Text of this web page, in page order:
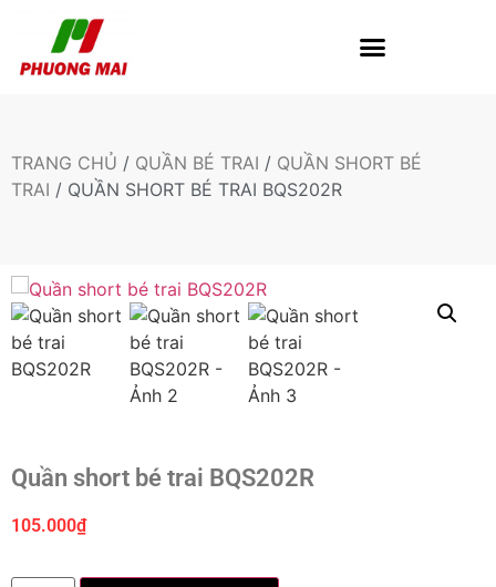
TRANG CHỦ / QUẦN BÉ TRAI / QUẦN SHORT BÉ
TRAI / QUẦN SHORT BÉ TRAI BQS202R
Quần short bé trai BQS202R
105.000₫